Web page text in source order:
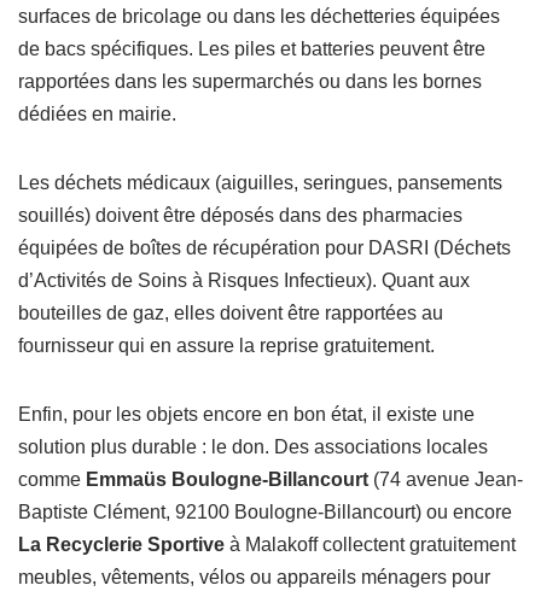
surfaces de bricolage ou dans les déchetteries équipées
de bacs spécifiques. Les piles et batteries peuvent être
rapportées dans les supermarchés ou dans les bornes
dédiées en mairie.
Les déchets médicaux (aiguilles, seringues, pansements
souillés) doivent être déposés dans des pharmacies
équipées de boîtes de récupération pour DASRI (Déchets
d’Activités de Soins à Risques Infectieux). Quant aux
bouteilles de gaz, elles doivent être rapportées au
fournisseur qui en assure la reprise gratuitement.
Enfin, pour les objets encore en bon état, il existe une
solution plus durable : le don. Des associations locales
comme Emmaüs Boulogne-Billancourt (74 avenue Jean-
Baptiste Clément, 92100 Boulogne-Billancourt) ou encore
La Recyclerie Sportive à Malakoff collectent gratuitement
meubles, vêtements, vélos ou appareils ménagers pour